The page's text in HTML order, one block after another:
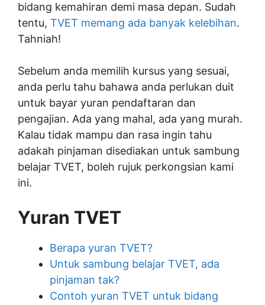
bidang kemahiran demi masa depan. Sudah
tentu, TVET memang ada banyak kelebihan.
Tahniah!
Sebelum anda memilih kursus yang sesuai,
anda perlu tahu bahawa anda perlukan duit
untuk bayar yuran pendaftaran dan
pengajian. Ada yang mahal, ada yang murah.
Kalau tidak mampu dan rasa ingin tahu
adakah pinjaman disediakan untuk sambung
belajar TVET, boleh rujuk perkongsian kami
ini.
Yuran TVET
Berapa yuran TVET?
Untuk sambung belajar TVET, ada
pinjaman tak?
Contoh yuran TVET untuk bidang